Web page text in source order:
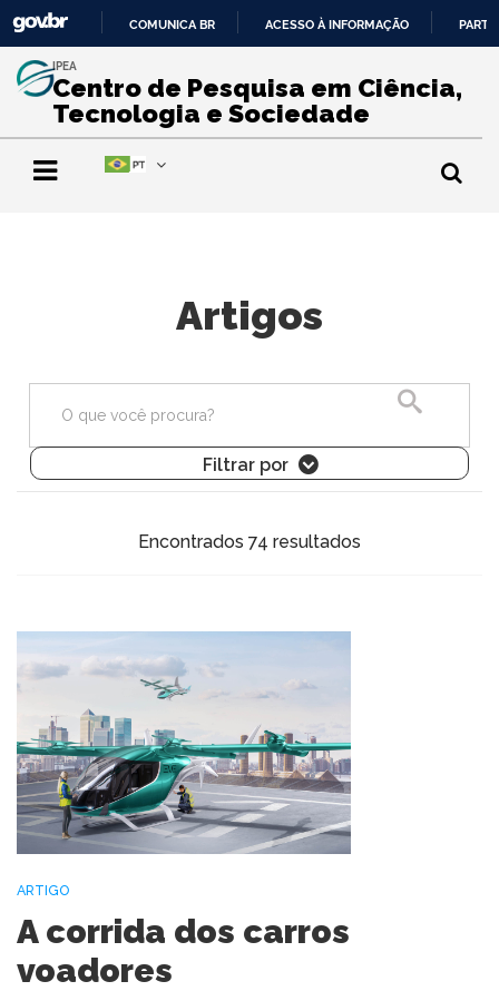
PARA
O
CONTEÚDO
COMUNICA BR ACESSO À INFORMAÇÃO
IPEA
Centro de Pesquisa em Ciência,
Tecnologia e Sociedade
Artigos
Filtrar por
Encontrados 74 resultados
ARTIGO
A corrida dos carros
voadores